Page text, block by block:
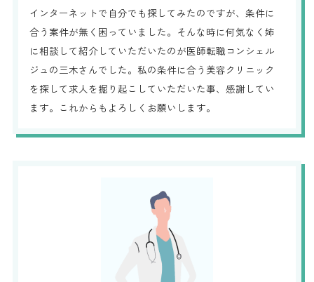
インターネットで自分でも探してみたのですが、条件に
合う案件が無く困っていました。そんな時に何気なく姉
に相談して紹介していただいたのが医師転職コンシェル
ジュの三木さんでした。私の条件に合う美容クリニック
を探して求人を掘り起こしていただいた事、感謝してい
ます。これからもよろしくお願いします。